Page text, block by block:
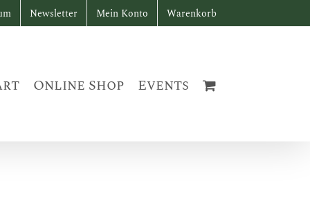
Newsletter Mein Konto Warenkorb
Online Shop Events